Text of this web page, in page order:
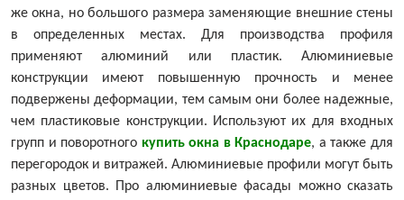
же окна, но большого размера заменяющие внешние стены
в определенных местах. Для производства профиля
применяют алюминий или пластик. Алюминиевые
конструкции имеют повышенную прочность и менее
подвержены деформации, тем самым они более надежные,
чем пластиковые конструкции. Используют их для входных
групп и поворотного купить окна в Краснодаре, а также для
перегородок и витражей. Алюминиевые профили могут быть
разных цветов. Про алюминиевые фасады можно сказать